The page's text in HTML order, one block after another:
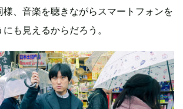
様、音楽を聴きながらスマートフォンを
も見えるからだろう。